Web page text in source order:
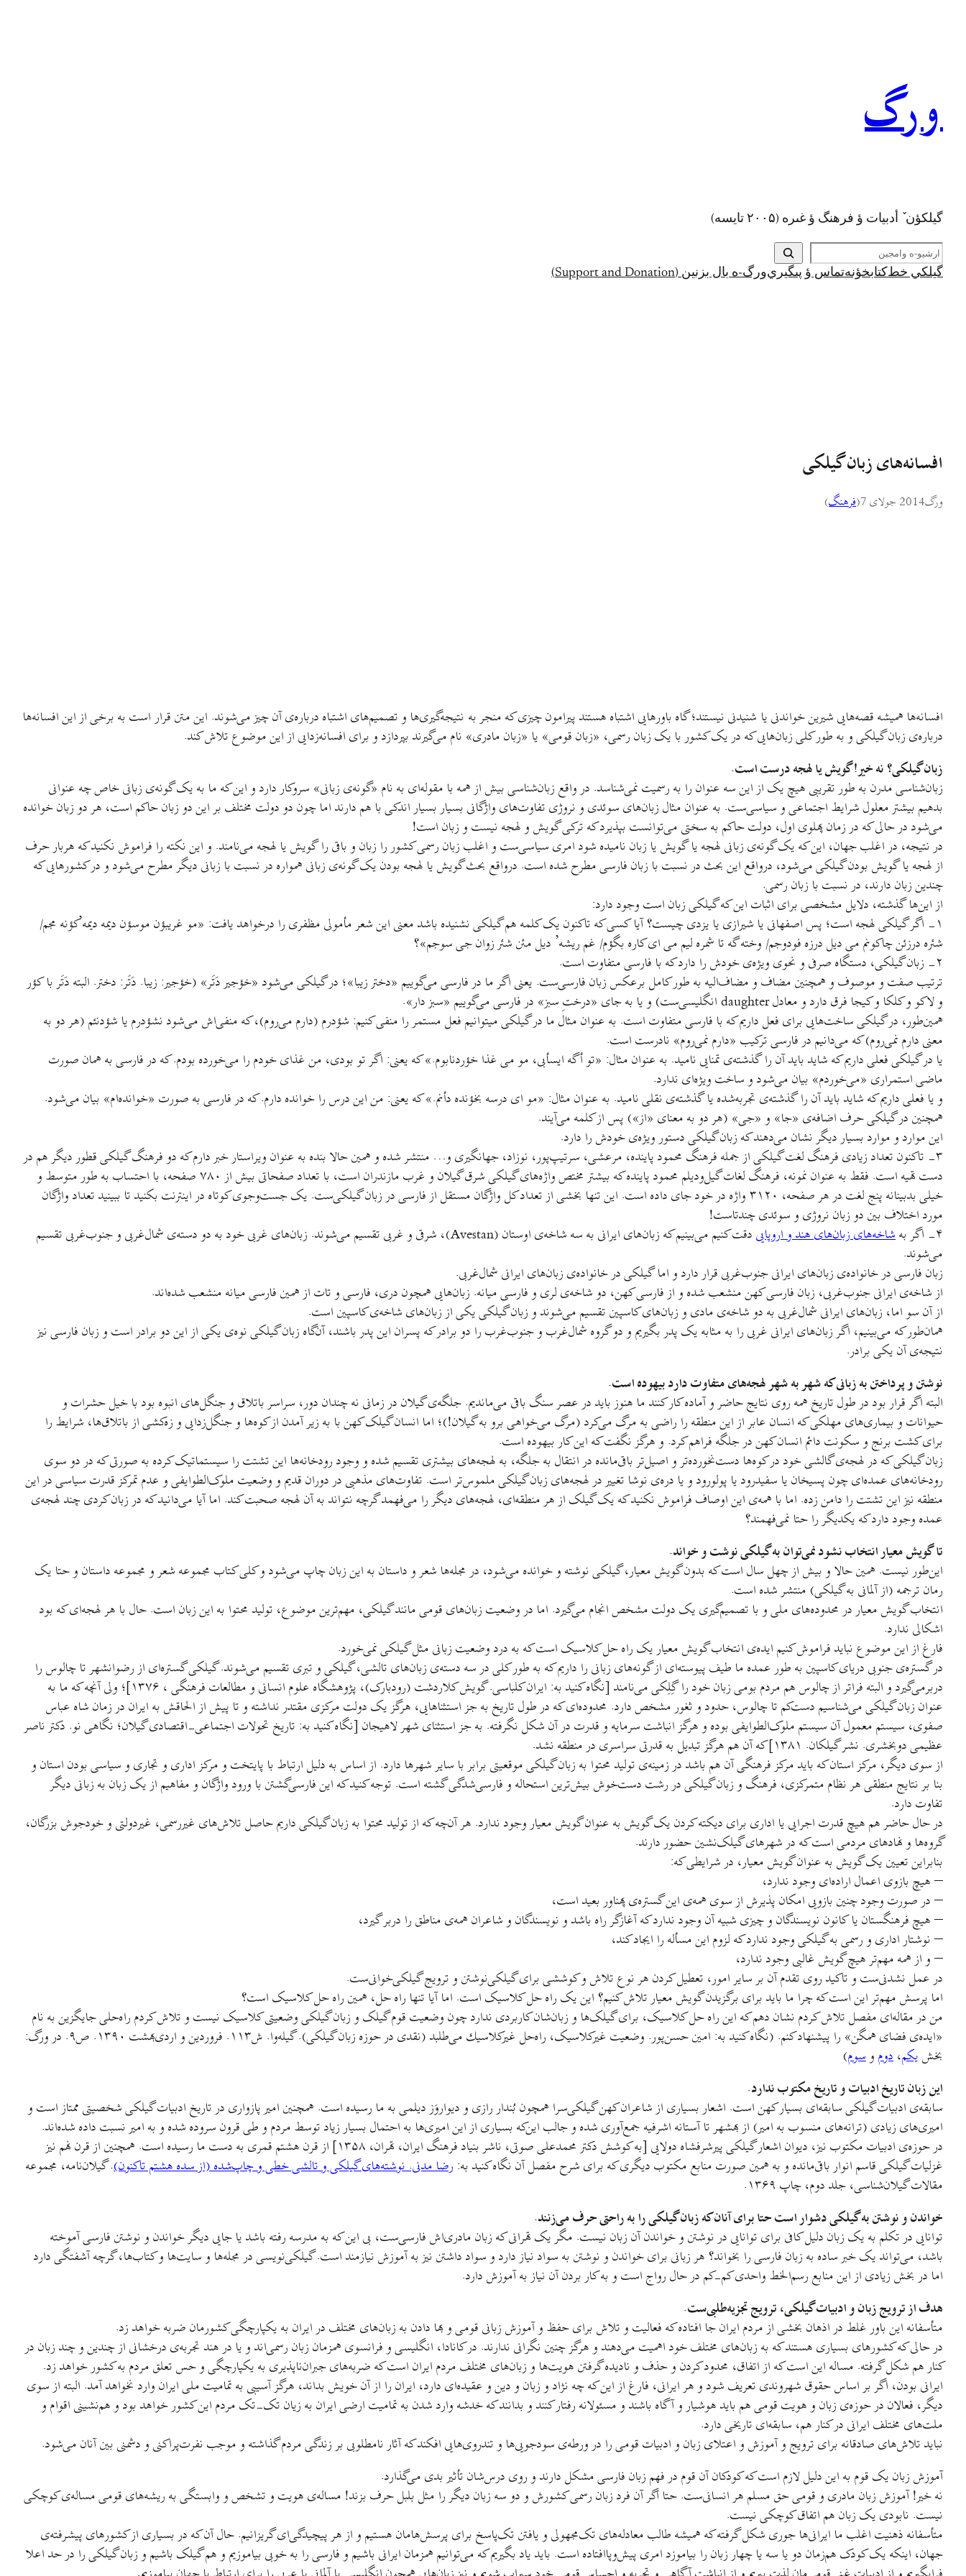
ورگ
گيلکؤن ٚ أدبیات ؤ فرهنگ ؤ غىره (۲۰۰۵ تايسه)
ج
س
تگيلکي خط کتابخؤنهتماس ؤ پىگيريورگ-ه بال بزنين (Support and Donation)
افسانه‌های زبان گیلکی
ورگ2014 جولای 7 (فرهنگ)
افسانه‌ها همیشه قصه‌هایی شیرین خواندنی یا شنیدنی نیستند؛ گاه باورهایی اشتباه هستند پیرامون چیزی که منجر به نتیجه‌گیری‌ها و تصمیم‌های اشتباه درباره‌ی آن چیز می‌شوند. این متن قرار است به برخی از این افسانه‌ها
درباره‌ی زبان گیلکی و به طور کلی زبان‌هایی که در یک کشور با یک زبان رسمی، «زبان قومی» یا «زبان مادری» نام می‌گیرند بپردازد و برای افسانه‌زدایی از این موضوع تلاش کند.
زبان گیلکی؟ نه خیر! گویش یا لهجه درست است.
زبان‌شناسی مدرن به طور تقریبی هیچ یک از این سه عنوان را به رسمیت نمی‌شناسد. در‌ واقع زبان‌شناسی بیش از همه با مقوله‌ای به نام «گونه‌ی زبانی» سروکار دارد و این که ما به یک گونه‌ی زبانی خاص چه عنوانی
بدهیم بیشتر معلول شرایط اجتماعی و سیاسی‌ست. به عنوان مثال زبان‌های سوئدی و نروژی تفاوت‌های واژگانی بسیار بسیار اندکی با هم دارند اما چون دو دولت مختلف بر این دو زبان حاکم است، هر دو زبان خوانده
می‌شود در حالی که در زمان پهلوی اول، دولت حاکم به سختی می‌توانست بپذیرد که ترکی گویش و لهجه نیست و زبان است!
در نتیجه، در اغلب جهان، این که یک گونه‌ی زبانی لهجه یا گویش یا زبان نامیده شود امری سیاسی‌ست و اغلب زبان رسمی کشور را زبان و باقی را گویش یا لهجه می‌نامند. و این نکته را فراموش نکنید که هربار حرف
از لهجه یا گویش بودن گیلکی می‌شود، در‌واقع این بحث در نسبت با زبان فارسی مطرح شده است. در‌واقع بحث گویش یا لهجه بودن یک گونه‌ی زبانی همواره در نسبت با زبانی دیگر مطرح می‌شود و در کشورهایی که
چندین زبان دارند، در نسبت با زبان رسمی.
از این‌ها گذشته، دلایل مشخصی برای اثبات این که گیلکی زبان است وجود دارد:
۱- اگر گیلکی لهجه است؛ پس اصفهانی یا شیرازی یا یزدی چیست؟ آیا کسی که تاکنون یک کلمه هم گیلکی نشنیده باشد معنی این شعر مأمولی مظفری را درخواهد یافت: «مو غریبؤن موسؤن دیمه دیمه’کؤنه مجم/
شئره درزئن چاکونم می دیل درزه فودوجم/ وخته گه تا شمره لیم می ای کاره بگؤم/ غم ریشه’ دیل مئن شئر زوان جی سوجم»؟
۲- زبان گیلکی، دستگاه صرفی و نحوی ویژه‌ی خودش را دارد که با فارسی متفاوت است.
ترتیب صفت و موصوف و همچنین مضاف و مضاف‌الیه به طور کامل برعکس زبان فارسی‌ست. یعنی اگر ما در فارسی می‌گوییم «دختر زیبا»؛ در گیلکی می‌شود «خؤجیر دَتَر» (خؤجیر: زیبا. دَتَر: دختر. البته دَتَر با کؤر
و لاکو و کلکا و کیجا فرق دارد و معادل daughter انگلیسی‌ست) و یا به جای «درختِ سبز» در فارسی می‌گوییم «سبز دار».
همین‌طور، در گیلکی ساخت‌هایی برای فعل داریم که با فارسی متفاوت است. به عنوان مثال ما در گیلکی میتوانیم فعل مستمر را منفی کنیم: شؤدرم (دارم می‌روم)، که منفی‌اش می‌شود نشؤدرم یا شؤدنئم (هر دو به
معنی دارم نمی‌روم) که می‌دانیم در فارسی ترکیب «دارم نمی‌روم» نادرست است.
یا در گیلکی فعلی داریم که شاید باید آن را گذشته‌ی تمنایی نامید. به عنوان مثال: «تو أگه ایسأبی، مو می غذا خؤردنابوم.» که یعنی: اگر تو بودی، من غذای خودم را می‌خورده بودم. که در فارسی به همان صورت
ماضی استمراری «می‌خوردم» بیان می‌شود و ساخت ویژه‌ای ندارد.
و یا فعلی داریم که شاید باید آن را گذشته‌ی تجربه‌شده یا گذشته‌ی نقلی نامید. به عنوان مثال: «مو ای درسه بخؤنده دأنم.» که یعنی: من این درس را خوانده دارم. که در فارسی به صورت «خوانده‌ام» بیان می‌شود.
همچنین در گیلکی حرف اضافه‌ی «جا» و «جی» (هر دو به معنای «از») پس از کلمه می‌آیند.
این موارد و موارد بسیار دیگر نشان می‌دهند که زبان گیلکی دستور ویژه‌ی خودش را دارد.
۳- تاکنون تعداد زیادی فرهنگ لغت گیلکی از جمله فرهنگ محمود پاینده، مرعشی، سرتیپ‌پور، نوزاد، جهانگیری و… منتشر شده و همین حالا بنده به عنوان ویراستار خبر دارم که دو فرهنگ گیلکی قطور دیگر هم در
دست تهیه است. فقط به عنوان نمونه، فرهنگ لغات گیل‌ودیلم محمود پاینده‌ که بیشتر مختص واژه‌های گیلکی شرق گیلان و غرب مازندران است، با تعداد صفحاتی بیش از ۷۸۰ صفحه، با احتساب به طور متوسط و
خیلی بدبینانه پنج لغت در هر صفحه، ۳۱۲۰ واژه در خود جای داده است. این تنها بخشی از تعداد کل واژگان مستقل از فارسی در زبان گیلکی‌ست. یک جست‌وجوی کوتاه در اینترنت بکنید تا ببینید تعداد واژگان
مورد اختلاف بین دو زبان نروژی و سوئدی چندتاست!
۴- اگر به
شاخه‌های زبان‌های هند و اروپایی
دقت کنیم می‌بینیم که زبان‌های ایرانی به سه شاخه‌ی اوستان (Avestan)، شرقی و غربی تقسیم می‌شوند. زبان‌های غربی خود به دو دسته‌ی شمال‌غربی و جنوب‌غربی تقسیم
می‌شوند.
زبان فارسی در خانواده‌ی زبان‌های ایرانی جنوب‌غربی قرار دارد و اما گیلکی در خانواده‌ی زبان‌های ایرانی شمال‌غربی.
از شاخه‌ی ایرانی جنوب‌غربی، زبان فارسی کهن منشعب شده و از فارسی کهن، دو شاخه‌ی لری و فارسی میانه. زبان‌هایی همچون دری، فارسی و تات از همین فارسی میانه منشعب شده‌اند.
از آن سو اما، زبان‌های ایرانی شمال‌غربی به دو شاخه‌ی مادی و زبان‌های کاسپین تقسیم می‌شوند و زبان گیلکی یکی از زبان‌های شاخه‌ی کاسپین است.
همان‌طور که می‌بینیم، اگر زبان‌های ایرانی غربی را به مثابه یک پدر بگیریم و دو گروه شمال‌غرب و جنوب‌غرب را دو برادر که پسران این پدر باشند، آن‌گاه زبان گیلکی نوه‌ی یکی از این دو برادر است و زبان فارسی نیز
نتیجه‌ی آن یکی برادر.
نوشتن و پرداختن به زبانی که شهر به شهر لهجه‌های متفاوت دارد بیهوده است.
البته اگر قرار بود در طول تاریخ همه روی نتایج حاضر و آماده کار کنند ما هنوز باید در عصر سنگ باقی می‌ماندیم. جلگه‌ی گیلان در زمانی نه چندان دور، سراسر باتلاق و جنگل‌های انبوه بود با خیل حشرات و
حیوانات و بیماری‌های مهلکی که انسان عابر از این منطقه را راضی به مرگ می‌کرد (مرگ می‌خواهی برو به گیلان!)؛ اما انسان گیلک کهن با به زیر آمدن از کوه‌ها و جنگل‌زدایی و زه‌کشی از باتلاق‌ها، شرایط را
برای کشت برنج و سکونت دائم انسان کهن در جلگه فراهم کرد. و هرگز نگفت که این کار بیهوده است.
زبان گیلکی که در لهجه‌ی گالشی خود در کوه‌ها دست‌نخورده‌تر و اصیل‌تر باقی‌مانده در انتقال به جلگه، به لهجه‌های بیشتری تقسیم شده و وجود رودخانه‌ها این تشتت را سیستماتیک کرده به صورتی که در دو سوی
رودخانه‌های عمده‌ای چون پسیخان یا سفیدرود یا پولورود و یا دره‌ی نوشا تغییر در لهجه‌های زبان گیلکی ملموس‌تر است. تفاوت‌های مذهبی در دوران قدیم و وضعیت ملوک‌الطوایفی و عدم تمرکز قدرت سیاسی در این
منطقه نیز این تشتت را دامن زده. اما با همه‌ی این اوصاف فراموش نکنید که یک گیلک از هر منطقه‌ای، لهجه‌های دیگر را می‌فهمد گرچه نتواند به آن لهجه صحبت کند. اما آیا می‌دانید که در زبان کردی چند لهجه‌ی
عمده وجود دارد که یکدیگر را حتا نمی‌فهمند؟
تا گویش معیار انتخاب نشود نمی‌توان به گیلکی نوشت و خواند.
این‌طور نیست. همین حالا و بیش از چهل سال است که بدون گویش معیار، گیلکی نوشته و خوانده می‌شود، در مجله‌ها شعر و داستان به این زبان چاپ می‌شود و کلی کتاب مجموعه شعر و مجموعه داستان و حتا یک
رمان ترجمه (از آلمانی به گیلکی) منتشر شده است.
انتخاب گویش معیار در محدوده‌های ملی و با تصمیم‌گیری یک دولت مشخص انجام می‌گیرد. اما در وضعیت زبان‌های قومی مانند گیلکی، مهم‌ترین موضوع، تولید محتوا به این زبان است. حال با هر لهجه‌ای که بود
اشکالی ندارد.
فارغ از این موضوع نباید فراموش کنیم ایده‌ی انتخاب گویش معیار یک راه حل کلاسیک است که به درد وضعیت زبانی مثل گیلکی نمی‌خورد.
در گستره‌ی جنوبی دریای کاسپین به طور عمده ما طیف پیوسته‌ای از گونه‌های زبانی را داریم که به طور کلی در سه دسته‌ی زبان‌های تالشی، گیلکی و تبری تقسیم می‌شوند. گیلکی گستره‌ای از رضوانشهر تا چالوس را
دربرمی‌گیرد و البته فراتر از چالوس هم مردم بومی زبان خود را گِلِکی می‌نامند [نگاه کنید به: ایران کلباسی. گویش کلاردشت (رودبارک)، پژوهشگاه علوم انسانی و مطالعات فرهنگی ، ۱۳۷۶]؛ ولی آنچه که ما به
عنوان زبان گیلکی می‌شناسیم دست‌کم تا چالوس، حدود و ثغور مشخص دارد. محدوده‌ای که در طول تاریخ به جز استثناهایی، هرگز یک دولت مرکزی مقتدر نداشته و تا پیش از الحاقش به ایران در زمان شاه عباس
صفوی، سیستم معمول آن سیستم ملوک‌الطوایفی بوده و هرگز انباشت سرمایه و قدرت در آن شکل نگرفته. به جز استثنای شهر لاهیجان [نگاه کنید به: تاریخ تحولات اجتماعی-اقتصادی گیلان؛ نگاهی نو. دکتر ناصر
عظیمی دوبخشری. نشر گیلکان. ۱۳۸۱] که آن هم هرگز تبدیل به قدرتی سراسری در منطقه نشد.
از سوی دیگر، مرکز استان که باید مرکز فرهنگی آن هم باشد در زمینه‌ی تولید محتوا به زبان گیلکی موقعیتی برابر با سایر شهرها دارد. از اساس به دلیل ارتباط با پایتخت و مرکز اداری و تجاری و سیاسی بودن استان و
بنا بر نتایج منطقی هر نظام متمرکزی، فرهنگ و زبان گیلکی در رشت دست‌خوش بیش‌ترین استحاله و فارسی‌شدگی گشته است. توجه کنید که این فارسی‌گشتن با ورود واژگان و مفاهیم از یک زبان به زبانی دیگر
تفاوت دارد.
در حال حاضر هم هیچ قدرت اجرایی یا اداری برای دیکته کردن یک گویش به عنوان گویش معیار وجود ندارد. هر آن‌چه که از تولید محتوا به زبان گیلکی داریم حاصل تلاش‌های غیررسمی، غیردولتی و خودجوش بزرگان،
گروه‌ها و نهادهای مردمی است که در شهرهای گیلک‌نشین حضور دارند.
بنابراین تعیین یک گویش به عنوان گویش معیار، در شرایطی که:
– هیچ بازوی اعمال اراده‌ای وجود ندارد،
– در صورت وجود چنین بازویی امکان پذیرش از سوی همه‌ی این گستره‌ی پهناور بعید است،
– هیچ فرهنگستان یا کانون نویسندگان و چیزی شبیه آن وجود ندارد که آغازگر راه باشد و نویسندگان و شاعران همه‌ی مناطق را دربر گیرد،
– نوشتار اداری و رسمی به گیلکی وجود ندارد که لزوم این مسأله را ایجاد کند،
– و از همه مهم‌تر هیچ گویش غالبی وجود ندارد،
در عمل نشدنی‌ست و تاکید روی تقدم آن بر سایر امور، تعطیل کردن هر نوع تلاش و کوششی برای گیلکی‌نوشتن و ترویج گیلکی‌خوانی‌ست.
اما پرسش مهم‌تر این است که چرا ما باید برای برگزیدن گویش معیار تلاش کنیم؟ این یک راه حل کلاسیک است. اما آیا تنها راه حل، همین راه حل کلاسیک است؟
من در مقاله‌ای مفصل تلاش کردم نشان دهم که این راه حل کلاسیک، برای گیلک‌ها و زبان‌شان کاربردی ندارد چون وضعیت قوم گیلک و زبان گیلکی وضعیتی کلاسیک نیست و تلاش کردم راه‌حلی جایگزین به نام
«ایده‌ی فضای همگن» را پیشنهاد کنم. (نگاه کنید به: امین حسن‌پور. وضعيت غيرکلاسيک، راه‌حل غيركلاسيك می‌طلبد (نقدی در حوزه زبان گيلكی). گیله‌وا. ش۱۱۳. فروردین و اردی‌بهشت ۱۳۹۰. ص۹. در ورگ:
بخش یکم، دوم و سوم)
این زبان تاریخ ادبیات و تاریخ مکتوب ندارد.
سابقه‌ی ادبیات گیلکی سابقه‌ای بسیار کهن است. اشعار بسیاری از شاعران کهن گیلکی‌سرا همچون بُندار رازی و ديواروَز ديلمی به ما رسيده است. همچنین امير پازواری در تاريخ ادبيات گيلكی شخصيتی ممتاز است و
اميری‌های زيادی (ترانه‌های منسوب به امير) از بهشهر تا آستانه اشرفيه جمع‌آوری شده و جالب اين‌كه بسياری از اين اميری‌ها به احتمال بسیار زیاد توسط مردم و طی قرون سروده شده و به امير نسبت داده شده‌اند.
در حوزه‌ی ادبیات مکتوب نیز، دیوان اشعار گیلکی پیرشرفشاه دولایی [به کوشش دکتر محمدعلی صوتی، ناشر بنياد فرهنگ ايران، تهران، ۱۳۵۸] از قرن هشتم قمری به دست ما رسیده است. همچنین از قرن نهم نیز
غزلیات گیلکی قاسم انوار باقی‌مانده و به همین صورت منابع مکتوب دیگری که برای شرح مفصل آن نگاه کنید به: رضا مدنی. نوشته‌های گيلکی و تالشی خطی و چاپ‌شده (از سده هشتم تاکنون). گيلان‌نامه، مجموعه
مقالات گيلان‌شناسی، جلد دوم، چاپ ۱۳۶۹.
خواندن و نوشتن به گیلکی دشوار است حتا برای آنان که زبان گیلکی را به راحتی حرف می‌زنند.
توانایی در تکلم به یک زبان دلیل کافی برای توانایی در نوشتن و خواندن آن زبان نیست. مگر یک تهرانی که زبان مادری‌اش فارسی‌ست، بی این که به مدرسه رفته باشد یا جایی دیگر خواندن و نوشتن فارسی آموخته
باشد، می‌تواند یک خبر ساده به زبان فارسی را بخواند؟ هر زبانی برای خواندن و نوشتن به سواد نیاز دارد و سواد داشتن نیز به آموزش نیازمند است. گیلکی‌نویسی در مجله‌ها و سایت‌ها و کتاب‌ها، گرچه آشفتگی دارد
اما در بخش زیادی از این منابع رسم‌الخط واحدی کم-کم در حال رواج است و به کار بردن آن نیاز به آموزش دارد.
هدف از ترویج زبان و ادبیات گیلکی، ترویج تجزیه‌طلبی‌ست.
متأسفانه این باور غلط در اذهان بخشی از مردم ایران جا افتاده که فعالیت و تلاش برای حفظ و آموزش زبانی قومی و بها دادن به زبان‌های مختلف در ایران به یکپارچگی کشورمان ضربه خواهد زد.
در حالی که کشورهای بسیاری هستند که به زبان‌های مختلف خود اهمیت می‌دهند و هرگز چنین نگرانی ندارند. در کانادا، انگلیسی و فرانسوی همزمان زبان رسمی‌اند و یا در هند تجربه‌ی درخشانی از چندین و چند زبان در
کنار هم شکل گرفته. مساله این است که از اتفاق، محدود کردن و حذف و نادیده گرفتن هویت‌ها و زبان‌های مختلف مردم ایران است که ضربه‌های جبران‌ناپذیری به یکپارچگی و حس تعلق مردم به کشور خواهد زد.
ایرانی بودن، اگر بر اساس حقوق شهروندی تعریف شود و هر ایرانی، فارغ از این که چه نژاد و زبان و دین و عقیده‌ای دارد، ایران را از آن خویش بداند، هرگز آسیبی به تمامیت ملی ایران وارد نخواهد آمد. البته از سوی
دیگر، فعالان در حوزه‌ی زبان و هویت قومی هم باید هوشیار و آگاه باشند و مسئولانه رفتار کنند و بدانند که خدشه وارد شدن به تمامیت ارضی ایران به زیان تک-تک مردم این کشور خواهد بود و هم‌نشینی اقوام و
ملت‌های مختلف ایرانی در کنار هم، سابقه‌ای تاریخی دارد.
نباید تلاش‌های صادقانه برای ترویج و آموزش و اعتلای زبان و ادبیات قومی را در ورطه‌ی سودجویی‌ها و تندروی‌هایی افکند که آثار نامطلوبی بر زندگی مردم گذاشته و موجب نفرت‌پراکنی و دشمنی بین آنان می‌شود.
آموزش زبان یک قوم به این دلیل لازم است که کودکان آن قوم در فهم زبان فارسی مشکل دارند و روی درس‌شان تأثیر بدی می‌گذارد.
نه خیر! آموزش زبان مادری و قومی حق مسلم هر انسانی‌ست. حتا اگر آن فرد زبان رسمی کشورش و دو سه زبان دیگر را مثل بلبل حرف بزند! مساله‌ی هویت و تشخص و وابستگی به ریشه‌های قومی مساله‌ی کوچکی
نیست. نابودی یک زبان هم اتفاق کوچکی نیست.
متأسفانه ذهنیت اغلب ما ایرانی‌ها جوری شکل گرفته که همیشه طالب معادله‌های تک‌مجهولی و یافتن تک‌پاسخ برای پرسش‌هامان هستیم و از هر پیچیدگی‌ای گریزانیم. حال آن که در بسیاری از کشورهای پیشرفته‌ی
جهان، اینکه یک کودک هم‌زمان دو یا سه یا چهار زبان را بیاموزد امری پیش‌وپاافتاده است. باید یاد بگیریم که می‌توانیم همزمان ایرانی باشیم و فارسی را به خوبی بیاموزیم و هم گیلک باشیم و زبان گیلکی را در حد اعلا